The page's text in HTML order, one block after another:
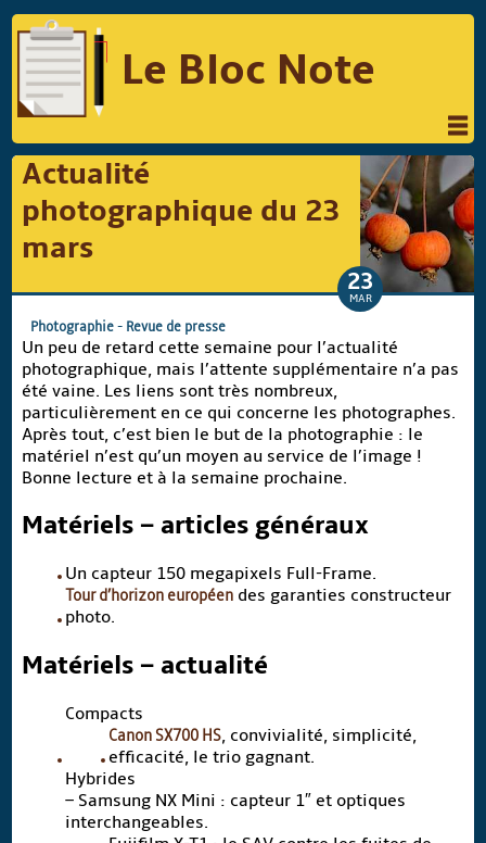
Le Bloc Note
INFORMATIQUE
MUSIQUE
PHOTOGRAPHIE
PODCAST
REVUES DE PRESSE
COMPARATIF DES HYBRIDES
COMPARATIF DES APPAREILS REFLEX
Suivre Le Bloc Note
Actualité
photographique du 23
mars
23
MAR
Photographie- Revue de presse
Un peu de retard cette semaine pour l’actualité
photographique, mais l’attente supplémentaire n’a pas
été vaine. Les liens sont très nombreux,
particulièrement en ce qui concerne les photographes.
Après tout, c’est bien le but de la photographie : le
matériel n’est qu’un moyen au service de l’image !
Bonne lecture et à la semaine prochaine.
Matériels – articles généraux
Un capteur 150 megapixels Full-Frame.
Tour d’horizon européendes garanties constructeur
photo.
Matériels – actualité
Compacts
Canon SX700 HS, convivialité, simplicité,
efficacité, le trio gagnant.
Hybrides
– Samsung NX Mini : capteur 1″ et optiques
interchangeables.